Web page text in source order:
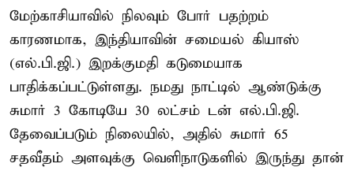
மேற்காசியாவில் நிலவும் போர் பதற்றம்
காரணமாக, இந்தியாவின் சமையல் கியாஸ்
(எல்.பி.ஜி.) இறக்குமதி கடுமையாக
பாதிக்கப்பட்டுள்ளது. நமது நாட்டில் ஆண்டுக்கு
சுமார் 3 கோடியே 30 லட்சம் டன் எல்.பி.ஜி.
தேவைப்படும் நிலையில், அதில் சுமார் 65
சதவீதம் அளவுக்கு வெளிநாடுகளில் இருந்து தான்